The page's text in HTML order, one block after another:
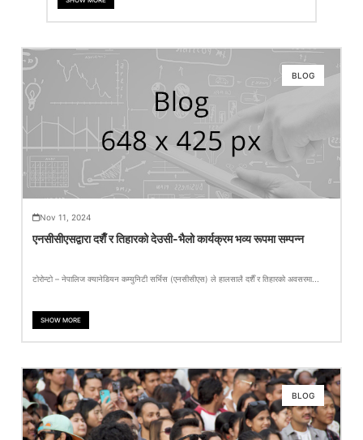
BLOG
Nov 11, 2024
एनसीसीएसद्वारा दशैँ र तिहारको देउसी-भैलो कार्यक्रम भव्य रूपमा सम्पन्न
टोरोन्टो – नेपालिज क्यानेडियन कम्युनिटी सर्भिस (एनसीसीएस) ले हालसालै दशैँ र तिहारको अवसरमा...
SHOW MORE
BLOG